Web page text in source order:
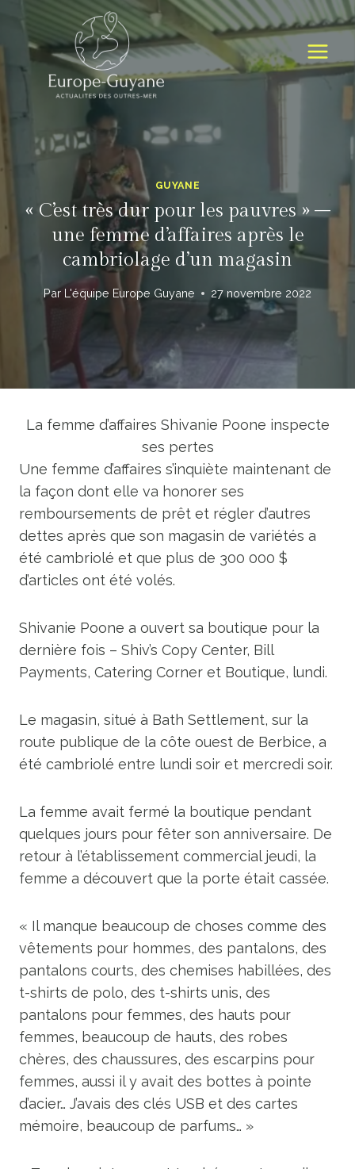
content
GUYANE
« C’est très dur pour les pauvres » –
une femme d’affaires après le
cambriolage d’un magasin
Par L'équipe Europe Guyane 27 novembre 2022
La femme d’affaires Shivanie Poone inspecte
ses pertes
Une femme d’affaires s’inquiète maintenant de
la façon dont elle va honorer ses
remboursements de prêt et régler d’autres
dettes après que son magasin de variétés a
été cambriolé et que plus de 300 000 $
d’articles ont été volés.
Shivanie Poone a ouvert sa boutique pour la
dernière fois – Shiv’s Copy Center, Bill
Payments, Catering Corner et Boutique, lundi.
Le magasin, situé à Bath Settlement, sur la
route publique de la côte ouest de Berbice, a
été cambriolé entre lundi soir et mercredi soir.
La femme avait fermé la boutique pendant
quelques jours pour fêter son anniversaire. De
retour à l’établissement commercial jeudi, la
femme a découvert que la porte était cassée.
« Il manque beaucoup de choses comme des
vêtements pour hommes, des pantalons, des
pantalons courts, des chemises habillées, des
t-shirts de polo, des t-shirts unis, des
pantalons pour femmes, des hauts pour
femmes, beaucoup de hauts, des robes
chères, des chaussures, des escarpins pour
femmes, aussi il y avait des bottes à pointe
d’acier… J’avais des clés USB et des cartes
mémoire, beaucoup de parfums… »